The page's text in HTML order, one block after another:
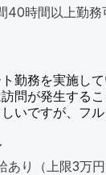
40時間以上勤務
勤務を実施して
問が発生する
いですが、フ
り（上限3万円